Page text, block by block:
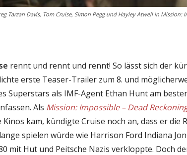
Tarzan Davis, Tom Cruise, Simon Pegg und Hayley Atwell in
rennt und rennt und rennt! So lässt sich der
erste Teaser-Trailer zum 8. und
Superstars als IMF-Agent Ethan Hunt am
Als Mission: Impossible – Dead
Kinos kam, kündigte Cruise noch an, dass er die
spielen würde wie Harrison Ford Indiana
mit Hut und Peitsche Nazis verkloppte. Doch